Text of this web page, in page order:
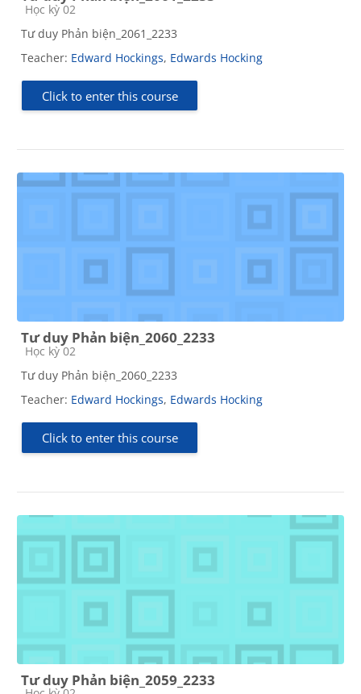
Course category
Học kỳ 02
Tư duy Phản biện_2061_2233
Teacher: Edward Hockings, Edwards Hocking
Click to enter this course
Tư duy Phản biện_2060_2233
Course category
Học kỳ 02
Tư duy Phản biện_2060_2233
Teacher: Edward Hockings, Edwards Hocking
Click to enter this course
Tư duy Phản biện_2059_2233